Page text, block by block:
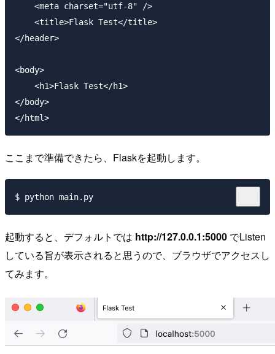
    <meta charset="utf-8" />
    <title>Flask Test</title>
</header>
<body>
    <h1>Flask Test</h1>
</body>
ここまで準備できたら、Flaskを起動します。
起動すると、デフォルトでは http://127.0.0.1:5000 でListen
している旨が表示されると思うので、ブラウザでアクセスし
てみます。